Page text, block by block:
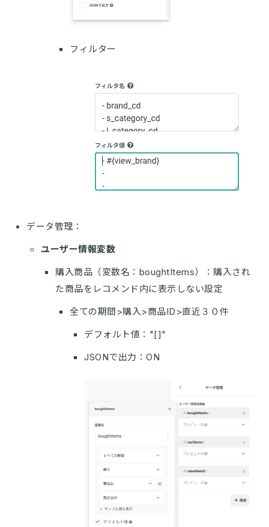
フィルター
データ管理：
ユーザー情報変数
購入商品（変数名：boughtItems）：購入され
た商品をレコメンド内に表示しない設定
全ての期間>購入>商品ID>直近３０件
デフォルト値："[]"
JSONで出力：ON